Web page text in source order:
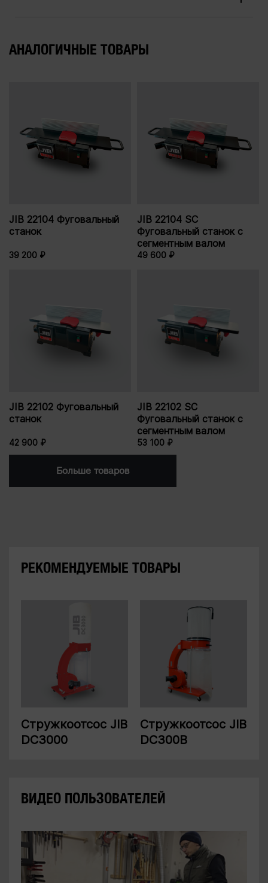
АНАЛОГИЧНЫЕ ТОВАРЫ
JIB 22104 Фуговальный
станок
39 200 ₽
JIB 22104 SC
Фуговальный станок с
сегментным валом
49 600 ₽
JIB 22102 Фуговальный
станок
42 900 ₽
JIB 22102 SC
Фуговальный станок с
сегментным валом
53 100 ₽
Больше товаров
РЕКОМЕНДУЕМЫЕ ТОВАРЫ
Стружкоотсос JIB
DC3000
Стружкоотсос JIB
DC300B
ВИДЕО ПОЛЬЗОВАТЕЛЕЙ